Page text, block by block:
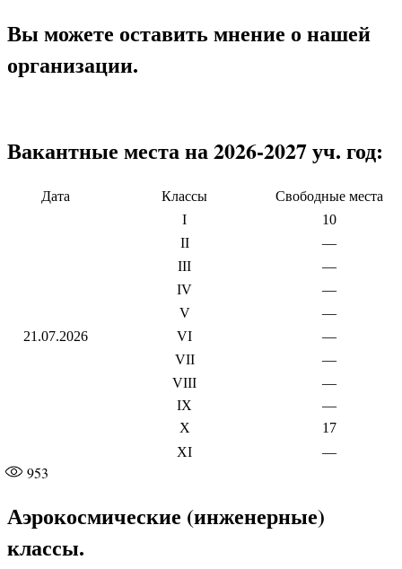
Вы можете оставить мнение о нашей
организации.
Вакантные места на 2026-2027 уч. год:
Дата Классы Свободные места
21.07.2026
I
10
II
—
III
—
IV
—
V
—
VI
—
VII
—
VIII
—
IX
—
X
17
XI
—
953
Аэрокосмические (инженерные)
классы.